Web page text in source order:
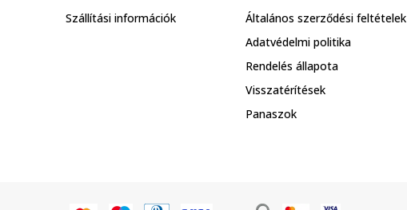
Szállítási információk
Általános szerződési feltételek
Adatvédelmi politika
Rendelés állapota
Visszatérítések
Panaszok